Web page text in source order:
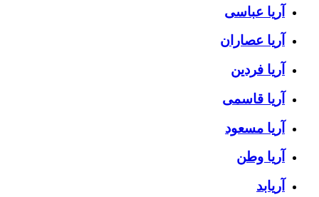
آریا عباسی
آریا عصاران
آریا فردین
آریا قاسمی
آریا مسعود
آریا وطن
آریابد